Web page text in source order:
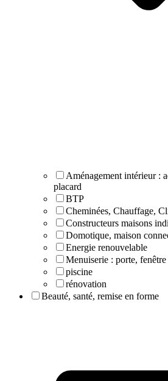
Aménagement intérieur :
placard
BTP
Cheminées, Chauffage,
Constructeurs maisons
Domotique, maison
Energie renouvelable
Menuiserie : porte, fenêtre
piscine
rénovation
Beauté, santé, remise en forme